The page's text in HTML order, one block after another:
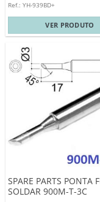
Ref.: YH-939BD+
VER PRODUTO
SPARE PARTS PONTA
SOLDAR 900M-T-3C